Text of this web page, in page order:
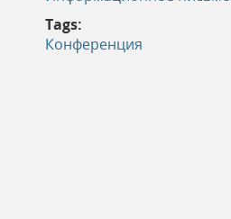
Tags:
Конференция